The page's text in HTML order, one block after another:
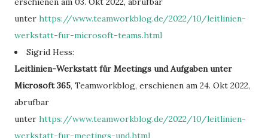
unter https://www.teamworkblog.de/2022/10/leitlinien-
werkstatt-fur-microsoft-teams.html
Sigrid Hess:
Leitlinien-Werkstatt für Meetings und Aufgaben unter
Microsoft 365, Teamworkblog, erschienen am 24. Okt 2022,
abrufbar
unter https://www.teamworkblog.de/2022/10/leitlinien-
werkstatt-fur-meetings-und.html